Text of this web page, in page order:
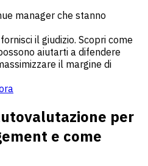
manager che stanno
il giudizio. Scopri come
aiutarti a difendere
il margine di
per
e come